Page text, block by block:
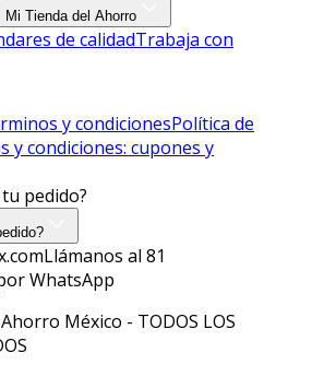
Mi Tienda del Ahorro
de calidadTrabaja con
y condicionesPolítica de
y condiciones: cupones y
pedido?
Llámanos al 81
WhatsApp
México - TODOS LOS